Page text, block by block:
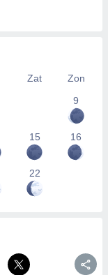
Zat
Zon
9
15 16
22